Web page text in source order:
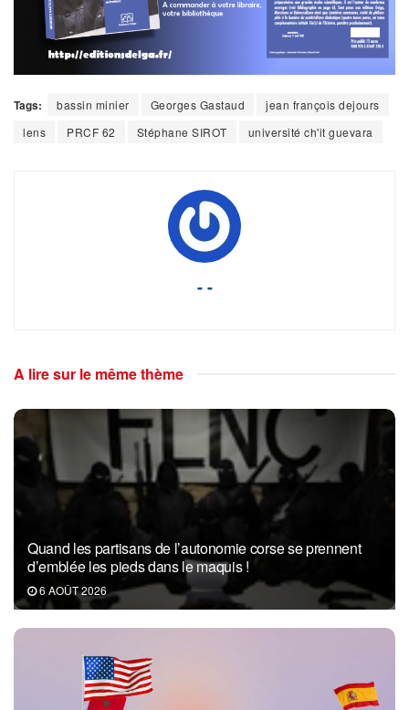
Tags: bassin minier Georges Gastaud
jean françois dejours
lens
PRCF 62 Stéphane SIROT université ch'it guevara
- -
A lire sur le même thème
Quand les partisans de l’autonomie corse se prennent
d’emblée les pieds dans le maquis !
6 AOÛT 2026